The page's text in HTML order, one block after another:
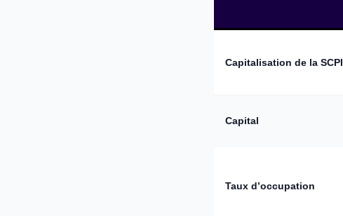
Capitalisation de la SCPI
Capital
Taux d’occupation